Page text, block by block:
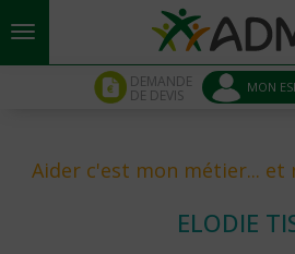
Aller au contenu principal
DEMANDE
DE DEVIS MON
Aider c'est mon métier... et
ELODIE
Panneau de gestion des cookies